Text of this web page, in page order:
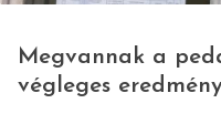
Megvannak a
végleges